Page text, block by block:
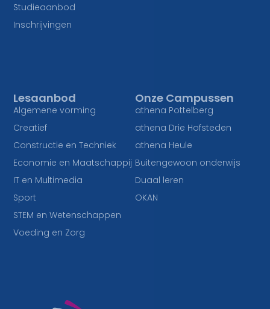
Onze Campussen
athena Pottelberg
athena Drie Hofsteden
athena Heule
Buitengewoon onderwijs
Duaal leren
OKAN
Lesaanbod
Algemene vorming
Creatief
Constructie en Techniek
Economie en Maatschappij
IT en Multimedia
Sport
STEM en Wetenschappen
Voeding en Zorg
Studieaanbod
Inschrijvingen